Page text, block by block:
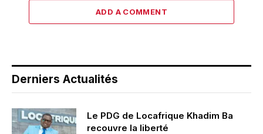
ADD A COMMENT
Derniers Actualités
Le PDG de Locafrique Khadim Ba
recouvre la liberté